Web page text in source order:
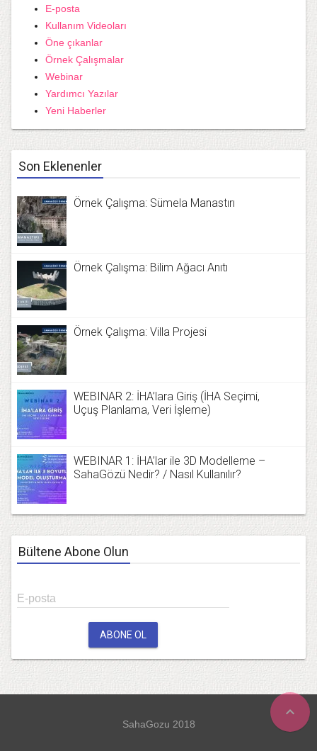
expand_less
E-posta
Kullanım Videoları
Öne çıkanlar
Örnek Çalışmalar
Webinar
Yardımcı Yazılar
Yeni Haberler
Son Eklenenler
Örnek Çalışma: Sümela Manastırı
Örnek Çalışma: Bilim Ağacı Anıtı
Örnek Çalışma: Villa Projesi
WEBINAR 2: İHA’lara Giriş (İHA Seçimi,
Uçuş Planlama, Veri İşleme)
WEBINAR 1: İHA’lar ile 3D Modelleme –
SahaGözü Nedir? / Nasıl Kullanılır?
Bültene Abone Olun
E-posta
ABONE OL
SahaGozu 2018